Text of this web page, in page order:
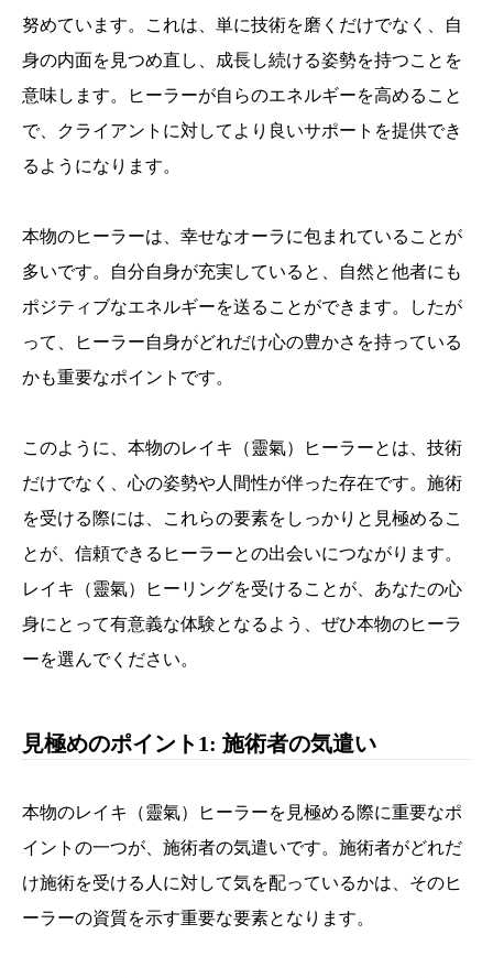
努めています。これは、単に技術を磨くだけでなく、自
身の内面を見つめ直し、成長し続ける姿勢を持つことを
意味します。ヒーラーが自らのエネルギーを高めること
で、クライアントに対してより良いサポートを提供でき
るようになります。
本物のヒーラーは、幸せなオーラに包まれていることが
多いです。自分自身が充実していると、自然と他者にも
ポジティブなエネルギーを送ることができます。したが
って、ヒーラー自身がどれだけ心の豊かさを持っている
かも重要なポイントです。
このように、本物のレイキ（靈氣）ヒーラーとは、技術
だけでなく、心の姿勢や人間性が伴った存在です。施術
を受ける際には、これらの要素をしっかりと見極めるこ
とが、信頼できるヒーラーとの出会いにつながります。
レイキ（靈氣）ヒーリングを受けることが、あなたの心
身にとって有意義な体験となるよう、ぜひ本物のヒーラ
ーを選んでください。
見極めのポイント1: 施術者の気遣い
本物のレイキ（靈氣）ヒーラーを見極める際に重要なポ
イントの一つが、施術者の気遣いです。施術者がどれだ
け施術を受ける人に対して気を配っているかは、そのヒ
ーラーの資質を示す重要な要素となります。